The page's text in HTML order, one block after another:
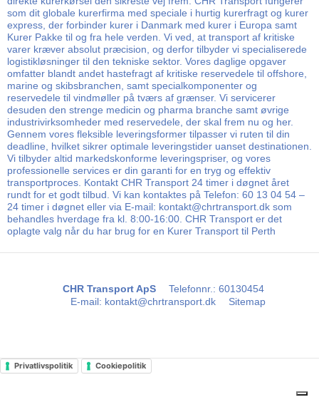
som dit globale kurerfirma med speciale i hurtig kurerfragt og kurer
express, der forbinder kurer i Danmark med kurer i Europa samt
Kurer Pakke til og fra hele verden. Vi ved, at transport af kritiske
varer kræver absolut præcision, og derfor tilbyder vi specialiserede
logistikløsninger til den tekniske sektor. Vores daglige opgaver
omfatter blandt andet hastefragt af kritiske reservedele til offshore,
marine og skibsbranchen, samt specialkomponenter og
reservedele til vindmøller på tværs af grænser. Vi servicerer
desuden den strenge medicin og pharma branche samt øvrige
industrivirksomheder med reservedele, der skal frem nu og her.
Gennem vores fleksible leveringsformer tilpasser vi ruten til din
deadline, hvilket sikrer optimale leveringstider uanset destinationen.
Vi tilbyder altid markedskonforme leveringspriser, og vores
professionelle services er din garanti for en tryg og effektiv
transportproces. Kontakt CHR Transport 24 timer i døgnet året
rundt for et godt tilbud. Vi kan kontaktes på Telefon: 60 13 04 54 –
24 timer i døgnet eller via E-mail: kontakt@chrtransport.dk som
behandles hverdage fra kl. 8:00-16:00. CHR Transport er det
oplagte valg når du har brug for en Kurer Transport til Perth
CHR Transport ApS Telefonnr.: 60130454
E-mail: kontakt@chrtransport.dk Sitemap
Privatlivspolitik Cookiepolitik